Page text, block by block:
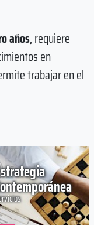
años, requiere
en
trabajar en el